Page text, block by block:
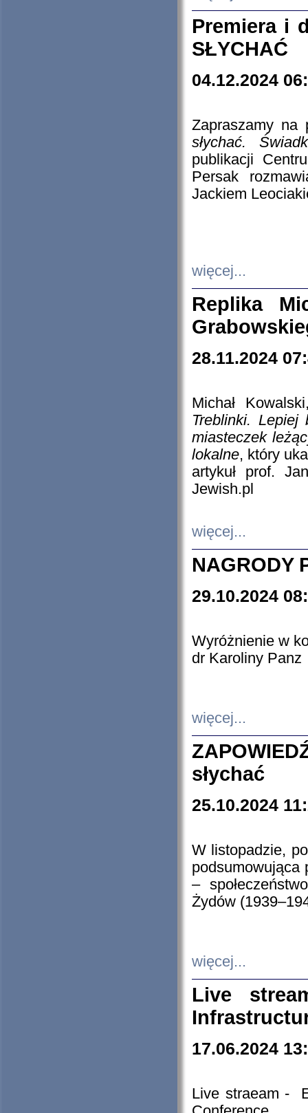
Premiera i
SŁYCHAĆ
04.12.2024
Zapraszamy
słychać.
publikacji
Persak
Jackiem
więcej...
Replika
28.11.2024
Michał
Treblinki. Lepiej
miasteczek
lokalne, który
artykuł prof.
Jewish.pl
więcej...
NAGRODY
29.10.2024
Wyróżnienie w
dr Karoliny Panz
więcej...
słychać
25.10.2024
W listopadzie,
podsumowująca
–
Żydów
więcej...
Live
17.06.2024
Live straeam -